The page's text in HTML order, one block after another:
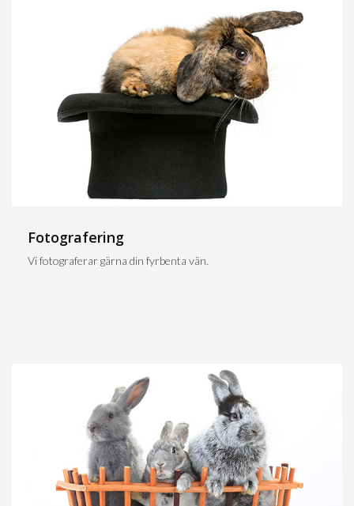
Fotografering
Vi fotograferar gärna din fyrbenta vän.